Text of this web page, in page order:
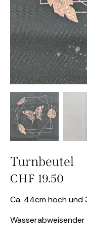
Turnbeutel
CHF 19.50
Ca. 44cm hoch und